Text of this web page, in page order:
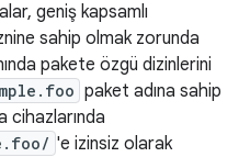
geniş kapsamlı
sahip olmak zorunda
pakete özgü dizinlerini
paket adına sahip
cihazlarında
'e izinsiz olarak